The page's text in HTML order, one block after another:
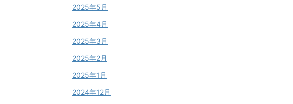
2025年5月
2025年4月
2025年3月
2025年2月
2025年1月
2024年12月